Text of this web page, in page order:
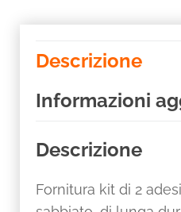
Descrizione
Informazioni
Descrizione
Fornitura kit di 2